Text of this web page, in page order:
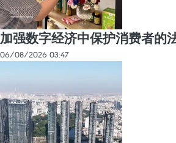
加强数字经济中保护消费者的
06/08/2026 03:47